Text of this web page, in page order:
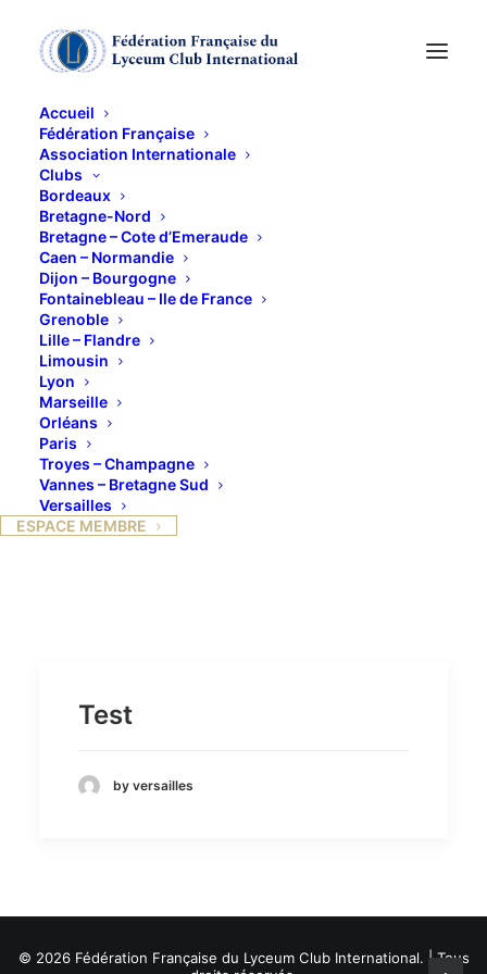
Accueil
Fédération Française
Association Internationale
Clubs
Bordeaux
Bretagne-Nord
Bretagne – Cote d’Emeraude
Caen – Normandie
Dijon – Bourgogne
Fontainebleau – Ile de France
Grenoble
Lille – Flandre
Limousin
Lyon
Marseille
Orléans
Paris
Troyes – Champagne
Vannes – Bretagne Sud
Versailles
ESPACE MEMBRE
Présentation_versailles
Test
by versailles
© 2026 Fédération Française du Lyceum Club International. | Tous